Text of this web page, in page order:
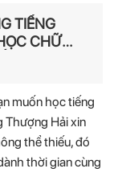
TIẾNG
CHỮ
muốn học tiếng
Thượng Hải xin
thể thiếu, đó
thời gian cùng